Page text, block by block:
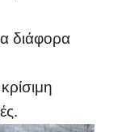
διάφορα